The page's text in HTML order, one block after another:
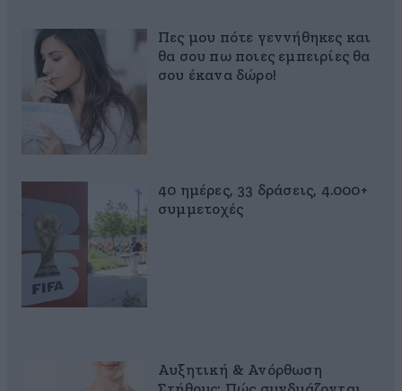
Πες μου πότε γεννήθηκες και
θα σου πω ποιες εμπειρίες θα
σου έκανα δώρο!
40 ημέρες, 33 δράσεις, 4.000+
συμμετοχές
Αυξητική & Ανόρθωση